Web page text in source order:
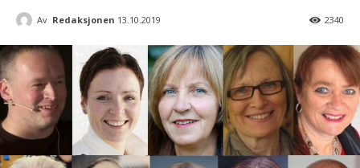
Av Redaksjonen 13.10.2019 2340